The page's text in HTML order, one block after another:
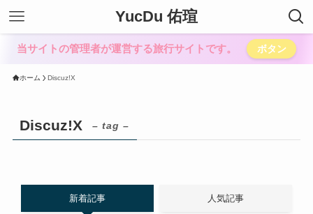
YucDu 佑瑄
当サイトの管理者が運営する旅行サイトです。 ボタン
ホーム Discuz!X
Discuz!X – tag –
新着記事 人気記事